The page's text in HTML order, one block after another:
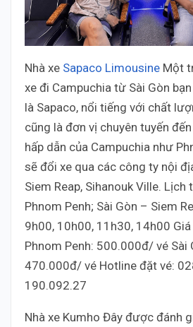
Nhà xe Sapaco Limousine Một
xe đi Campuchia từ Sài Gòn
là Sapaco, nổi tiếng với chất
cũng là đơn vị chuyên tuyến
hấp dẫn của Campuchia như
sẽ đổi xe qua các công ty nội
Siem Reap, Sihanouk Ville. Lịch
Phnom Penh; Sài Gòn – Siem
9h00, 10h00, 11h30, 14h00 Giá
Phnom Penh: 500.000đ/ vé Sài
470.000đ/ vé Hotline đặt vé:
190.092.27
Nhà xe Kumho Đây được đánh